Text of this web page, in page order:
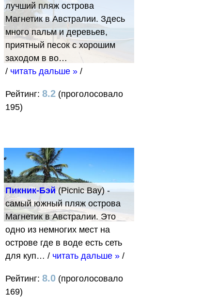
лучший пляж острова
Магнетик в Австралии. Здесь
много пальм и деревьев,
приятный песок с хорошим
заходом в во…
/ читать дальше » /
Рейтинг: 8.2 (проголосовало
195)
Пикник-Бэй(Picnic Bay) -
самый южный пляж острова
Магнетик в Австралии. Это
одно из немногих мест на
острове где в воде есть сеть
для куп… / читать дальше » /
Рейтинг: 8.0 (проголосовало
169)